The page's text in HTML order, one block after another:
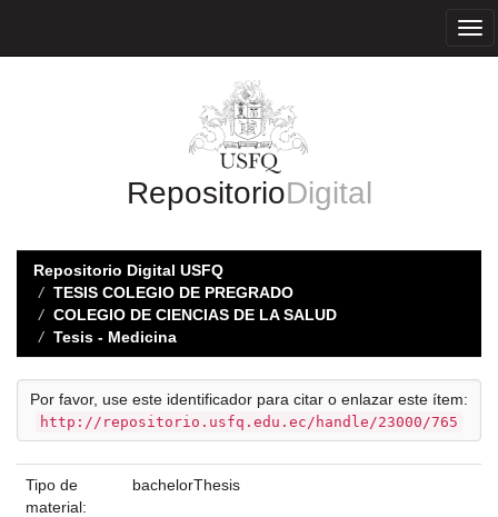
RepositorioDigital
Repositorio Digital USFQ
TESIS COLEGIO DE PREGRADO
COLEGIO DE CIENCIAS DE LA SALUD
Tesis - Medicina
Por favor, use este identificador para citar o enlazar este ítem:
http://repositorio.usfq.edu.ec/handle/23000/765
Tipo de
material:
bachelorThesis